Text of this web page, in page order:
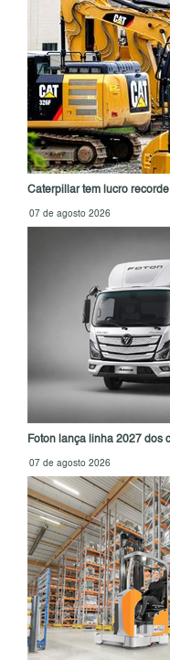
Caterpillar tem lucro
07 de agosto 2026
Foton lança linha 2027 dos
07 de agosto 2026